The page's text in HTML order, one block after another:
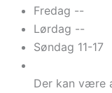
Fredag --
Lørdag --
Søndag 11-17
Der kan være